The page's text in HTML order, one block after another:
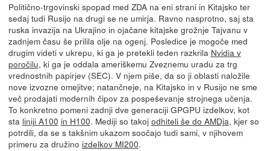
Politično-trgovinski spopad med ZDA na eni strani in Kitajsko ter
sedaj tudi Rusijo na drugi se ne umirja. Ravno nasprotno, saj sta
ruska invazija na Ukrajino in ojačane kitajske grožnje Tajvanu v
zadnjem času še prilila olje na ogenj. Posledice je mogoče med
drugim videti v ukrepu, ki ga je pretekli teden razkrila Nvidia v
poročilu, ki ga je oddala ameriškemu Zveznemu uradu za trg
vrednostnih papirjev (SEC). V njem piše, da so ji oblasti naložile
nove izvozne omejitve; natančneje, na Kitajsko in v Rusijo ne sme
več prodajati modernih čipov za pospeševanje strojnega učenja.
To konkretno pomeni zadnji dve generaciji GPGPU izdelkov, kot
sta liniji A100 in H100. Mediji so takoj odhiteli še do AMDja, kjer so
potrdili, da se s takšnim ukazom soočajo tudi sami, v njihovem
primeru za družino izdelkov MI200.